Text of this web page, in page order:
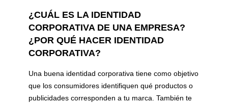
¿CUÁL ES LA IDENTIDAD
CORPORATIVA DE UNA EMPRESA?
¿POR QUÉ HACER IDENTIDAD
CORPORATIVA?
Una buena identidad corporativa tiene como objetivo
que los consumidores identifiquen qué productos o
publicidades corresponden a tu marca. También te